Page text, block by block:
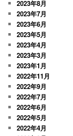
2023年8月
2023年7月
2023年6月
2023年5月
2023年4月
2023年3月
2023年1月
2022年11月
2022年9月
2022年7月
2022年6月
2022年5月
2022年4月